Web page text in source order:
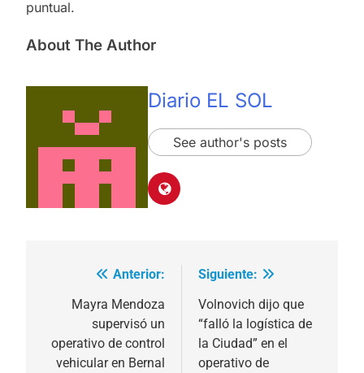
puntual.
About The Author
Diario EL SOL
See author's posts
Navegación
entradas
Anterior:
Mayra Mendoza
supervisó un
operativo de control
vehicular en Bernal
Siguiente:
Volnovich dijo que
“falló la logística de
la Ciudad” en el
operativo de